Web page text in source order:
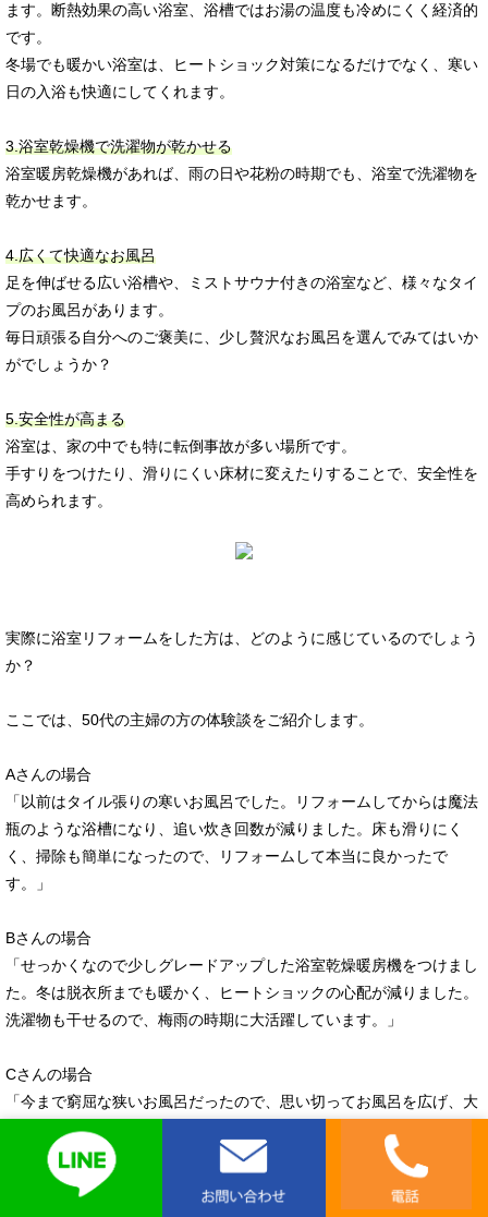
ます。断熱効果の高い浴室、浴槽ではお湯の温度も冷めにくく経済的
です。
冬場でも暖かい浴室は、ヒートショック対策になるだけでなく、寒い
日の入浴も快適にしてくれます。
3.浴室乾燥機で洗濯物が乾かせる
浴室暖房乾燥機があれば、雨の日や花粉の時期でも、浴室で洗濯物を
乾かせます。
4.広くて快適なお風呂
足を伸ばせる広い浴槽や、ミストサウナ付きの浴室など、様々なタイ
プのお風呂があります。
毎日頑張る自分へのご褒美に、少し贅沢なお風呂を選んでみてはいか
がでしょうか？
5.安全性が高まる
浴室は、家の中でも特に転倒事故が多い場所です。
手すりをつけたり、滑りにくい床材に変えたりすることで、安全性を
高められます。
実際に浴室リフォームをした方は、どのように感じているのでしょう
か？
ここでは、50代の主婦の方の体験談をご紹介します。
Aさんの場合
「以前はタイル張りの寒いお風呂でした。リフォームしてからは魔法
瓶のような浴槽になり、追い炊き回数が減りました。床も滑りにく
く、掃除も簡単になったので、リフォームして本当に良かったで
す。」
Bさんの場合
「せっかくなので少しグレードアップした浴室乾燥暖房機をつけまし
た。冬は脱衣所までも暖かく、ヒートショックの心配が減りました。
洗濯物も干せるので、梅雨の時期に大活躍しています。」
Cさんの場合
「今まで窮屈な狭いお風呂だったので、思い切ってお風呂を広げ、大
きい浴槽を選びました。足を伸ばして入れるので、一日の疲れが取れ
ます。浴室全体が明るく、ホテルみたいで、お風呂に入るのが毎日楽
しみです。」